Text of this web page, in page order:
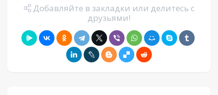
Добавляйте в закладки или делитесь с
друзьями!